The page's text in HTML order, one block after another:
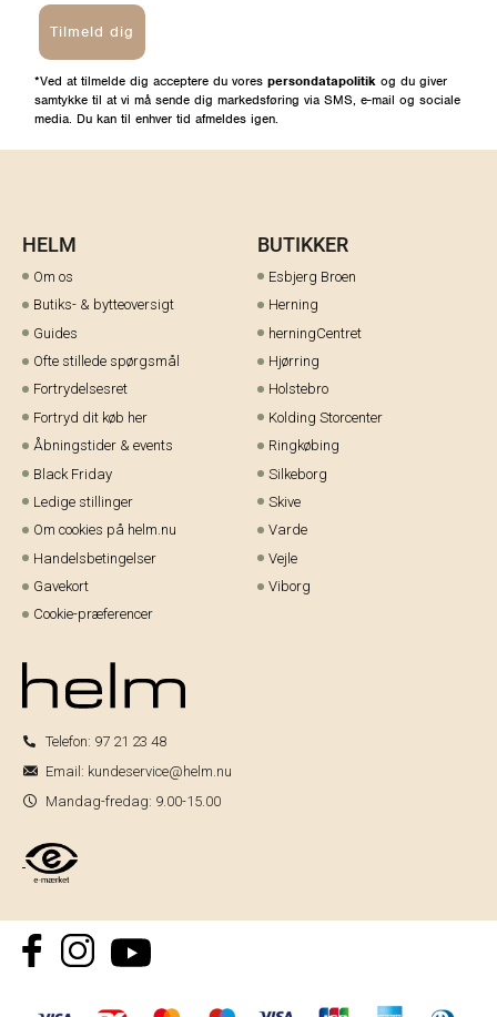
Tilmeld dig
*Ved at tilmelde dig acceptere du vores persondatapolitik og du giver
samtykke til at vi må sende dig markedsføring via SMS, e-mail og sociale
media. Du kan til enhver tid afmeldes igen.
HELM
Om os
Butiks- & bytteoversigt
Guides
Ofte stillede spørgsmål
Fortrydelsesret
Fortryd dit køb her
Åbningstider & events
Black Friday
Ledige stillinger
Om cookies på helm.nu
Handelsbetingelser
Gavekort
Cookie-præferencer
BUTIKKER
Esbjerg Broen
Herning
herningCentret
Hjørring
Holstebro
Kolding Storcenter
Ringkøbing
Silkeborg
Skive
Varde
Vejle
Viborg
Telefon: 97 21 23 48
Email: kundeservice@helm.nu
Mandag-fredag: 9.00-15.00